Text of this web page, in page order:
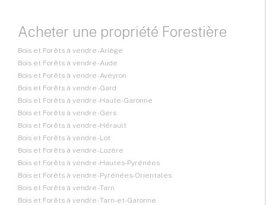
Acheter une propriété Forestière
Bois et Forêts à vendre - Ariège
Bois et Forêts à vendre - Aude
Bois et Forêts à vendre - Aveyron
Bois et Forêts à vendre - Gard
Bois et Forêts à vendre - Haute-Garonne
Bois et Forêts à vendre - Gers
Bois et Forêts à vendre - Hérault
Bois et Forêts à vendre - Lot
Bois et Forêts à vendre - Lozère
Bois et Forêts à vendre - Hautes-Pyrénées
Bois et Forêts à vendre - Pyrénées-Orientales
Bois et Forêts à vendre - Tarn
Bois et Forêts à vendre - Tarn-et-Garonne